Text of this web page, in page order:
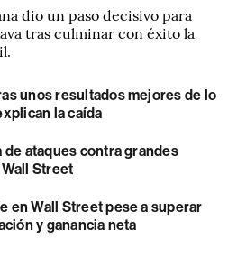
dio un paso decisivo para
tras culminar con éxito la
unos resultados mejores de lo
la caída
de ataques contra grandes
Street
en Wall Street pese a superar
y ganancia neta